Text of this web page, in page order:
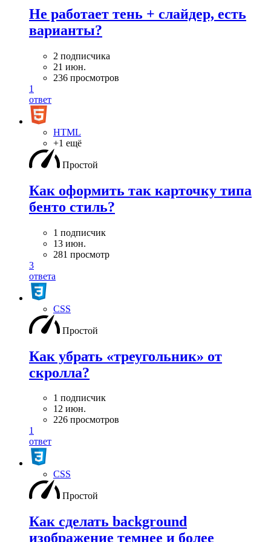
Не работает тень + слайдер, есть
варианты?
2 подписчика
21 июн.
236 просмотров
1
ответ
HTML
+1 ещё
Простой
Как оформить так карточку типа
бенто стиль?
1 подписчик
13 июн.
281 просмотр
3
ответа
CSS
Простой
Как убрать «треугольник» от
скролла?
1 подписчик
12 июн.
226 просмотров
1
ответ
CSS
Простой
Как сделать background
изображение темнее и более